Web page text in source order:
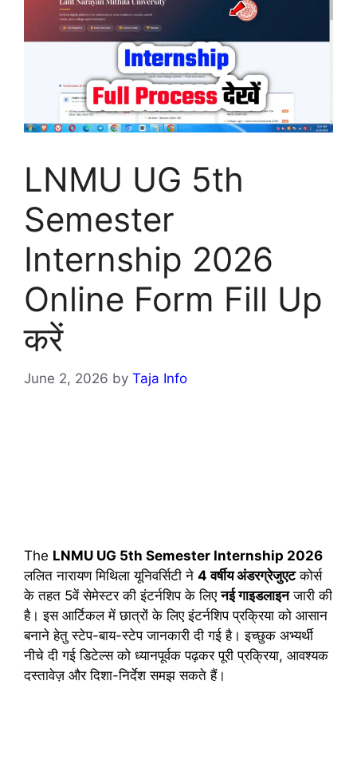
LNMU UG 5th
Semester
Internship 2026
Online Form Fill Up
करें
June 2, 2026 by Taja Info
The LNMU UG 5th Semester Internship 2026
ललित नारायण मिथिला यूनिवर्सिटी ने 4 वर्षीय अंडरग्रेजुएटकोर्स
के तहत 5वें सेमेस्टर की इंटर्नशिप के लिएनई गाइडलाइनजारी की
है। इस आर्टिकल में छात्रों के लिए इंटर्नशिप प्रक्रिया को आसान
बनाने हेतु स्टेप-बाय-स्टेप जानकारी दी गई है। इच्छुक अभ्यर्थी
नीचे दी गई डिटेल्स को ध्यानपूर्वक पढ़कर पूरी प्रक्रिया, आवश्यक
दस्तावेज़ और दिशा-निर्देश समझ सकते हैं।